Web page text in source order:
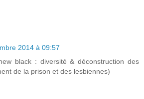
2014 à 09:57
black : diversité & déconstruction des
de la prison et des lesbiennes)